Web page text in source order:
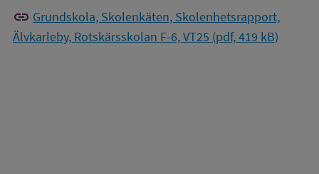
link Grundskola, Skolenkäten, Skolenhetsrapport,
Älvkarleby, Rotskärsskolan F-6, VT25 (pdf, 419 kB)